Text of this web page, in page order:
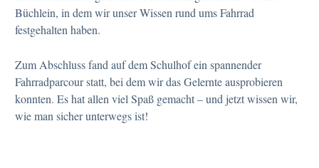
Büchlein, in dem wir unser Wissen rund ums Fahrrad
festgehalten haben.
Zum Abschluss fand auf dem Schulhof ein spannender
Fahrradparcour statt, bei dem wir das Gelernte ausprobieren
konnten. Es hat allen viel Spaß gemacht – und jetzt wissen wir,
wie man sicher unterwegs ist!